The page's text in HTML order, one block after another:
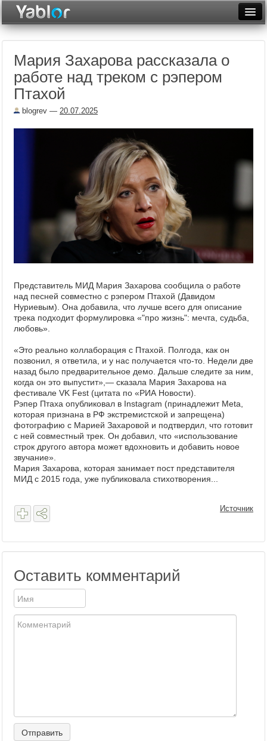
Неделя
Месяц
Архив
Фототоп
Видеотоп
Мария Захарова рассказала о
работе над треком с рэпером
Птахой
blogrev — 20.07.2025
Представитель МИД Мария Захарова сообщила о работе
над песней совместно с рэпером Птахой (Давидом
Нуриевым). Она добавила, что лучше всего для описание
трека подходит формулировка «"про жизнь": мечта, судьба,
любовь».
«Это реально коллаборация с Птахой. Полгода, как он
позвонил, я ответила, и у нас получается что-то. Недели две
назад было предварительное демо. Дальше следите за ним,
когда он это выпустит»,— сказала Мария Захарова на
фестивале VK Fest (цитата по «РИА Новости).
Рэпер Птаха опубликовал в Instagram (принадлежит Meta,
которая признана в РФ экстремистской и запрещена)
фотографию с Марией Захаровой и подтвердил, что готовит
с ней совместный трек. Он добавил, что «использование
строк другого автора может вдохновить и добавить новое
звучание».
Мария Захарова, которая занимает пост представителя
МИД с 2015 года, уже публиковала стихотворения...
Источник
Оставить комментарий